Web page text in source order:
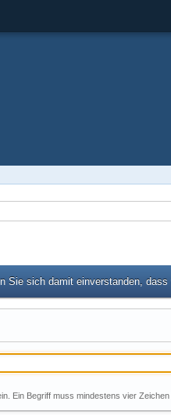
Sie sich damit einverstanden,
Ein Begriff muss mindestens vier Zeichen